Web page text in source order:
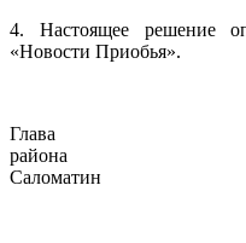
4. Настоящее решение
«Новости Приобья».
Глава
Саломатин